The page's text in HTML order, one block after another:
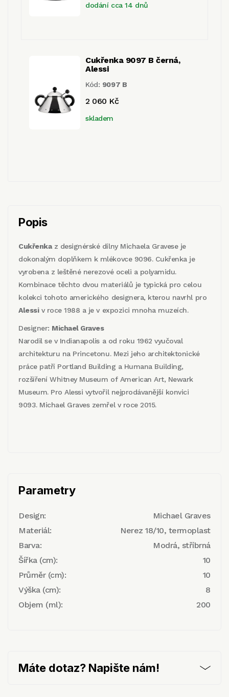
dodání cca 14 dnů
Cukřenka 9097 B černá,
Alessi
Kód: 9097 B
2 060 Kč
skladem
Popis
Cukřenkaz designérské dílny Michaela Gravese je
dokonalým doplňkem k mlékovce 9096. Cukřenka je
vyrobena z leštěné nerezové oceli a polyamidu.
Kombinace těchto dvou materiálů je typická pro celou
kolekci tohoto amerického designera, kterou navrhl pro
Alessiv roce 1988 a je v expozici mnoha muzeích.
Designer: Michael Graves
Narodil se v Indianapolis a od roku 1962 vyučoval
architekturu na Princetonu. Mezi jeho architektonické
práce patří Portland Building a Humana Building,
rozšíření Whitney Museum of American Art, Newark
Museum. Pro Alessi vytvořil nejprodávanější konvici
9093. Michael Graves zemřel v roce 2015.
Parametry
Design:
Michael Graves
Materiál:
Nerez 18/10, termoplast
Barva:
Modrá, stříbrná
Šířka (cm):
10
Průměr (cm):
10
Výška (cm):
8
Objem (ml):
200
Máte dotaz? Napište nám!